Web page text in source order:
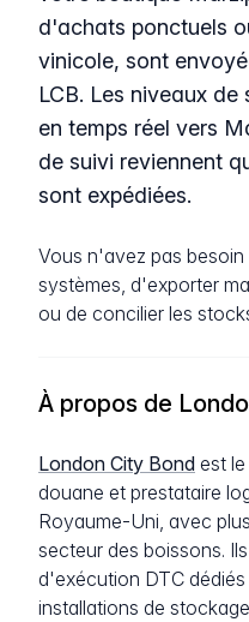
d'achats ponctuels
vinicole, sont
LCB. Les niveaux
en temps réel vers
de suivi reviennent
sont expédiées.
Vous n'avez pas
systèmes, d'exporter
ou de concilier les
À propos de
London City Bond est
douane et prestataire
Royaume-Uni, avec
secteur des boissons.
d'exécution DTC
installations de